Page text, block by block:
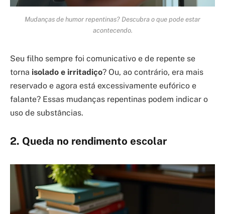
Mudanças de humor repentinas? Descubra o que pode estar
acontecendo.
Seu filho sempre foi comunicativo e de repente se
torna isolado e irritadiço? Ou, ao contrário, era mais
reservado e agora está excessivamente eufórico e
falante? Essas mudanças repentinas podem indicar o
uso de substâncias.
2. Queda no rendimento escolar